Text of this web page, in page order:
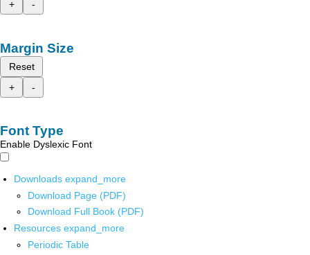
+
-
Margin Size
Reset
+
-
Font Type
Enable Dyslexic Font
Downloads expand_more
Download Page (PDF)
Download Full Book (PDF)
Resources expand_more
Periodic Table